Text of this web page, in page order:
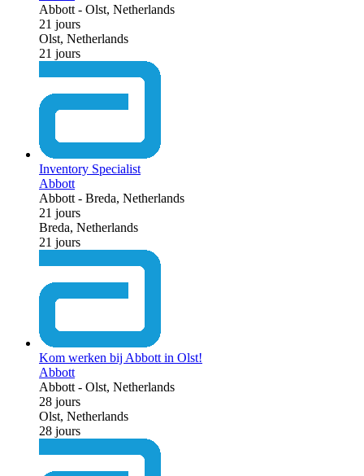
Abbott - Olst, Netherlands
21 jours
Olst, Netherlands
21 jours
Inventory Specialist
Abbott
Abbott - Breda, Netherlands
21 jours
Breda, Netherlands
21 jours
Kom werken bij Abbott in Olst!
Abbott
Abbott - Olst, Netherlands
28 jours
Olst, Netherlands
28 jours